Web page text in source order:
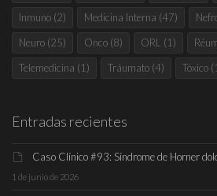
Inmuno (2) Medicina Interna (47)
Neuro (25) Onco (8) ORL (1)
Telemedicina (1) Tráumato (4) Tóxico
Entradas recientes
Caso Clínico #93: Síndrome de Horner
1 de junio de 2026